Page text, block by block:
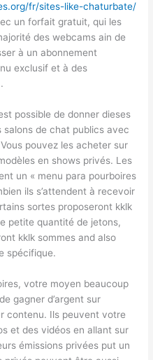
fr/sites-like-chaturbate/
un forfait gratuit, qui les
des webcams ain de
à un abonnement
exclusif et à des
possible de donner dieses
salons de chat publics avec
pouvez les acheter sur
en shows privés. Les
un « menu para pourboires
ils s’attendent à recevoir
sortes proposeront kklk
petite quantité de jetons,
kklk sommes and also
spécifique.
votre moyen beaucoup
gagner d’argent sur
contenu. Ils peuvent votre
et des vidéos en allant sur
émissions privées put un